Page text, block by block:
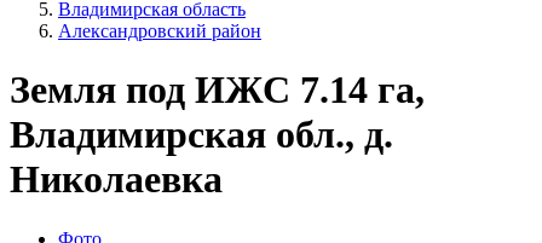
Владимирская область
Александровский район
Земля под ИЖС 7.14 га,
Владимирская обл., д.
Николаевка
Фото